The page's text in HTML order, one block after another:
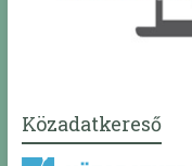
Közadatkereső